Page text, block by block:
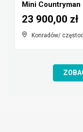
Konradów/
23 900,00 zł